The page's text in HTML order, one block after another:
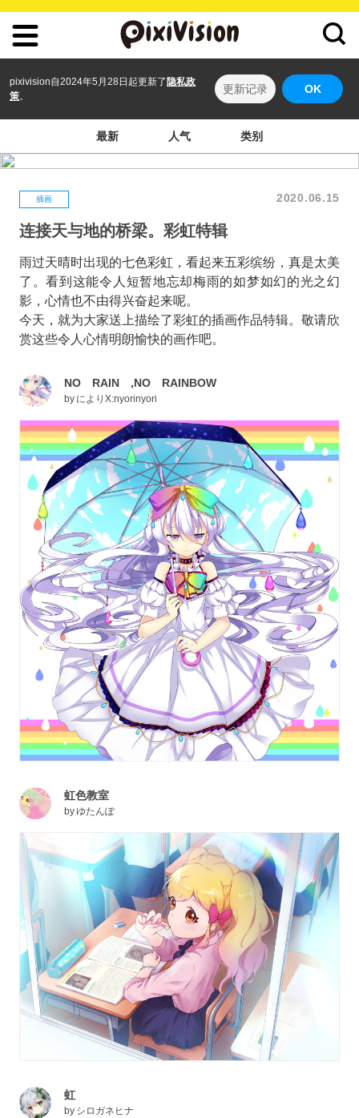
pixivision自2024年5月28日起更新了 隐私政
策。
更新记录 OK
最新 人气 类别
插画 2020.06.15
连接天与地的桥梁。彩虹特辑
雨过天晴时出现的七色彩虹，看起来五彩缤纷，真是太美
了。看到这能令人短暂地忘却梅雨的如梦如幻的光之幻
影，心情也不由得兴奋起来呢。
今天，就为大家送上描绘了彩虹的插画作品特辑。敬请欣
赏这些令人心情明朗愉快的画作吧。
NO RAIN ,NO RAINBOW
by によりX:nyorinyori
虹色教室
byゆたんぽ
虹
by シロガネヒナ